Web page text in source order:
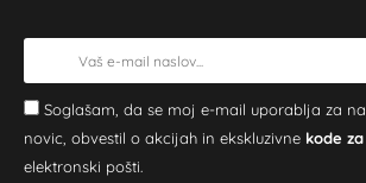
Soglašam, da se moj e-mail uporablja za
novic, obvestil o akcijah in ekskluzivne kode
elektronski pošti.